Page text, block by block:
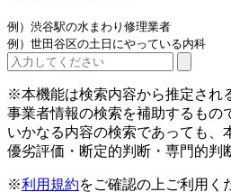
例）渋谷駅の水まわり修理業者
例）世田谷区の土日にやっている内科
※本機能は検索内容から推定され
事業者情報の検索を補助するもの
いかなる内容の検索であっても、
優劣評価・断定的判断・専門的判
※利用規約をご確認の上ご利用く